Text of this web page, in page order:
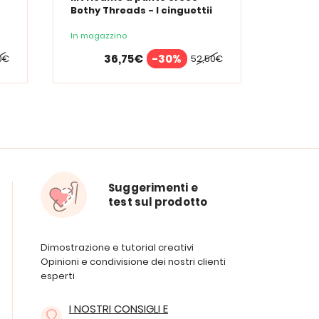
Bothy Threads - I cinguettii
In magazzino
52,50€
36,75€ -30%
Suggerimenti e
test sul prodotto
Dimostrazione e tutorial creativi
Opinioni e condivisione dei nostri clienti
esperti
I NOSTRI CONSIGLI E